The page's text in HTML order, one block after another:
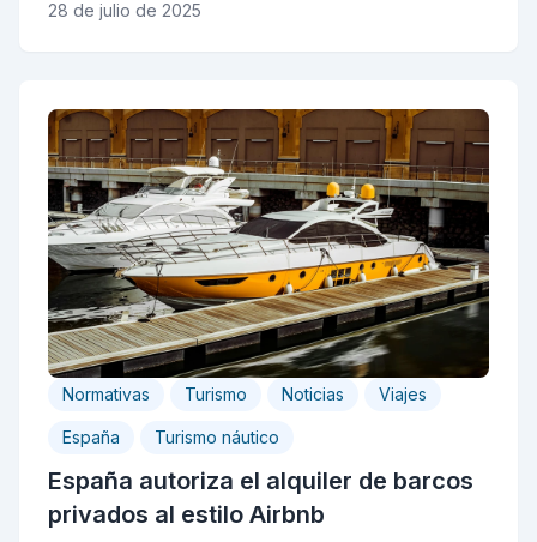
28 de julio de 2025
Normativas Turismo Noticias Viajes
España Turismo náutico
España autoriza el alquiler de barcos
privados al estilo Airbnb